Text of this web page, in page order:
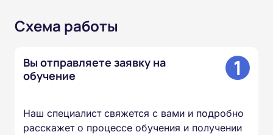
Схема работы
Вы отправляете заявку на
обучение
1
Наш специалист свяжется с вами и подробно
расскажет о процессе обучения и получении